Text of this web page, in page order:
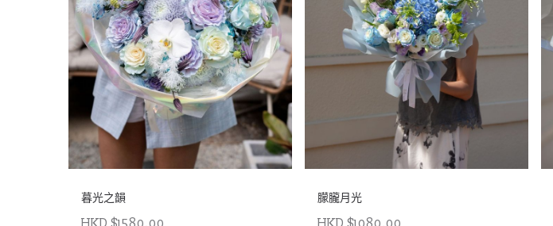
暮光之韻 朦朧月光